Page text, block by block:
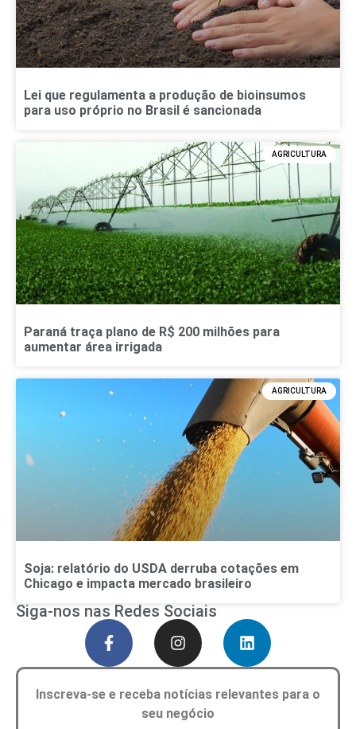
Lei que regulamenta a produção de bioinsumos
para uso próprio no Brasil é sancionada
AGRICULTURA
Paraná traça plano de R$ 200 milhões para
aumentar área irrigada
AGRICULTURA
Soja: relatório do USDA derruba cotações em
Chicago e impacta mercado brasileiro
Siga-nos nas Redes Sociais
Inscreva-se e receba notícias relevantes para o
seu negócio